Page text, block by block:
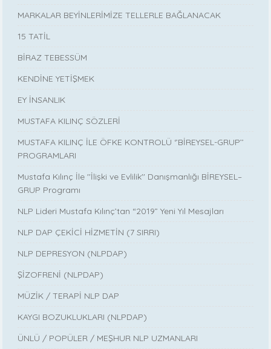
MARKALAR BEYİNLERİMİZE TELLERLE BAĞLANACAK
15 TATİL
BİRAZ TEBESSÜM
KENDİNE YETİŞMEK
EY İNSANLIK
MUSTAFA KILINÇ SÖZLERİ
MUSTAFA KILINÇ İLE ÖFKE KONTROLÜ ‘’BİREYSEL-GRUP’’
PROGRAMLARI
Mustafa Kılınç İle ''İlişki ve Evlilik'' Danışmanlığı BİREYSEL–
GRUP Programı
NLP Lideri Mustafa Kılınç’tan “2019” Yeni Yıl Mesajları
NLP DAP ÇEKİCİ HİZMETİN (7 SIRRI)
NLP DEPRESYON (NLPDAP)
ŞİZOFRENİ (NLPDAP)
MÜZİK / TERAPİ NLP DAP
KAYGI BOZUKLUKLARI (NLPDAP)
ÜNLÜ / POPÜLER / MEŞHUR NLP UZMANLARI